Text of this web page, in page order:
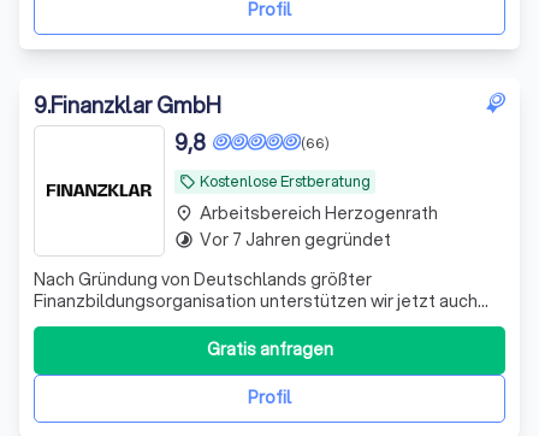
Profil
9.Finanzklar GmbH
local_offer Kostenlose Erstberatung
(66)
9,8
Nach Gründung von Deutschlands größter
Finanzbildungsorganisation unterstützen wir jetzt auch
bei der Umsetzung. Bekannt aus ZDF, ARD, RTL und vielen
Profil
Gratis anfragen
place Arbeitsbereich Herzogenrath
timelapse Vor 7 Jahren gegründet